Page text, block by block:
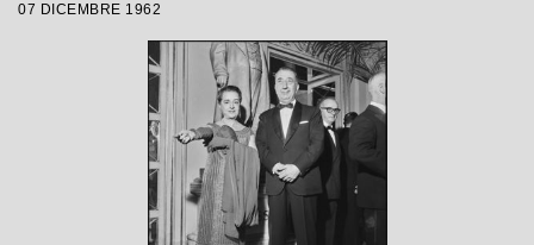
07 DICEMBRE 1962